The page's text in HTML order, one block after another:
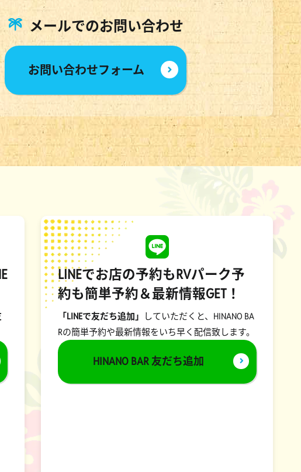
メールでのお問い合わせ
お問い合わせフォーム
LINEでお店の予約もRVパーク予
約も簡単予約＆最新情報GET！
「LINEで友だち追加」
していただくと、HINANO BA
Rの簡単予約や最新情報をいち早く配信致します。
HINANO BAR 友だち追加